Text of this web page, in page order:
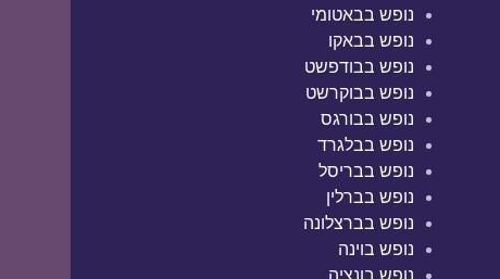
נופש בבאטומי
נופש בבאקו
נופש בבודפשט
נופש בבוקרשט
נופש בבורגס
נופש בבלגרד
נופש בבריסל
נופש בברלין
נופש בברצלונה
נופש בוינה